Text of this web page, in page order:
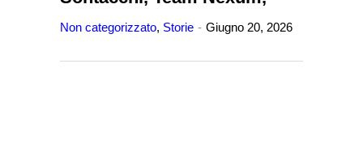
Non categorizzato, Storie Giugno 20, 2026